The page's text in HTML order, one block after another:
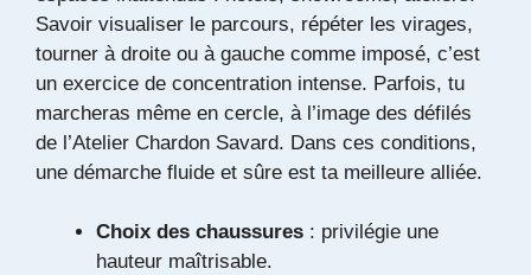
Savoir visualiser le parcours, répéter les virages,
tourner à droite ou à gauche comme imposé, c’est
un exercice de concentration intense. Parfois, tu
marcheras même en cercle, à l’image des défilés
de l’Atelier Chardon Savard. Dans ces conditions,
une démarche fluide et sûre est ta meilleure alliée.
Choix des chaussures : privilégie une
hauteur maîtrisable.